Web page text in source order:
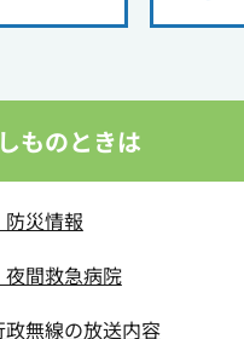
ものときは
防災情報
間救急病院
政無線の放送内容